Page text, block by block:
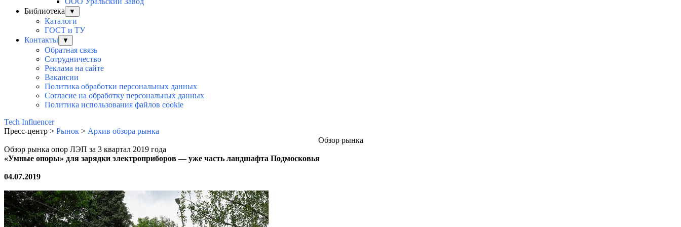
Библиотека
▼
Каталоги
ГОСТ и ТУ
Контакты
▼
Обратная связь
Сотрудничество
Реклама на сайте
Вакансии
Политика обработки персональных данных
Согласие на обработку персональных данных
Политика использования файлов cookie
Tech Influencer
Пресс-центр > Рынок > Архив обзора рынка
Обзор рынка
Обзор рынка опор ЛЭП за 3 квартал 2019 года
«Умные опоры» для зарядки электроприборов — уже часть ландшафта Подмосковья
04.07.2019